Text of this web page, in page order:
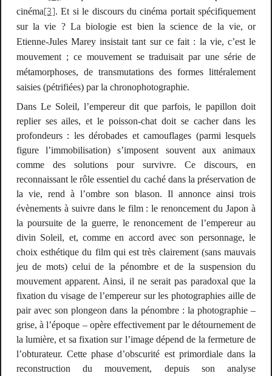
cinéma[3]. Et si le discours du cinéma portait spécifiquement
sur la vie ? La biologie est bien la science de la vie, or
Etienne-Jules Marey insistait tant sur ce fait : la vie, c’est le
mouvement ; ce mouvement se traduisait par une série de
métamorphoses, de transmutations des formes littéralement
saisies (pétrifiées) par la chronophotographie.
Dans Le Soleil, l’empereur dit que parfois, le papillon doit
replier ses ailes, et le poisson-chat doit se cacher dans les
profondeurs : les dérobades et camouflages (parmi lesquels
figure l’immobilisation) s’imposent souvent aux animaux
comme des solutions pour survivre. Ce discours, en
reconnaissant le rôle essentiel du caché dans la préservation de
la vie, rend à l’ombre son blason. Il annonce ainsi trois
évènements à suivre dans le film : le renoncement du Japon à
la poursuite de la guerre, le renoncement de l’empereur au
divin Soleil, et, comme en accord avec son personnage, le
choix esthétique du film qui est très clairement (sans mauvais
jeu de mots) celui de la pénombre et de la suspension du
mouvement apparent. Ainsi, il ne serait pas paradoxal que la
fixation du visage de l’empereur sur les photographies aille de
pair avec son plongeon dans la pénombre : la photographie –
grise, à l’époque – opère effectivement par le détournement de
la lumière, et sa fixation sur l’image dépend de la fermeture de
l’obturateur. Cette phase d’obscurité est primordiale dans la
reconstruction du mouvement, depuis son analyse